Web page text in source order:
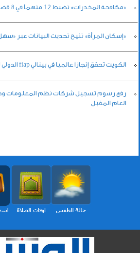
«مكافحة المخدرات» تضبط 12 متهماً في 8 قضايا مختلفة
«إسكان المرأة» تتيح تحديث البيانات عبر
الكويت تحقق إنجازا عالميا في بينالي fiap الدولي للتصوير 2026 بالبرازيل
رفع رسوم تسجيل شركات نظم المعلومات
العام المقبل